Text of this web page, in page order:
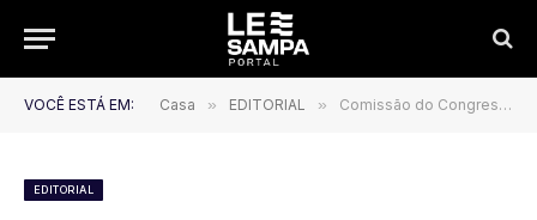
VOCÊ ESTÁ EM: Casa » EDITORIAL » Comissão do Congresso aprova medida que reajusta salários de professores
EDITORIAL